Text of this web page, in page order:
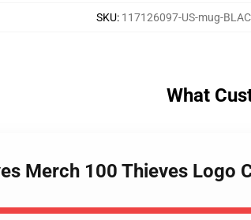
SKU: 117126097-US-mug-
What
Merch 100 Thieves Logo